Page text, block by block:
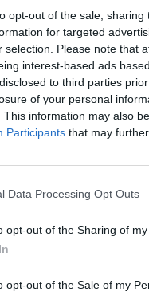
opt-out of the sale,
for targeted
selection. Please note that
interest-based ads
to third parties
of your personal
This information may also
Participants that may
Data Processing Opt Outs
opt-out of the Sharing of my
opt-out of the Sale of my
Andrius Mamontovas
–
kasdienybė –
Žinios